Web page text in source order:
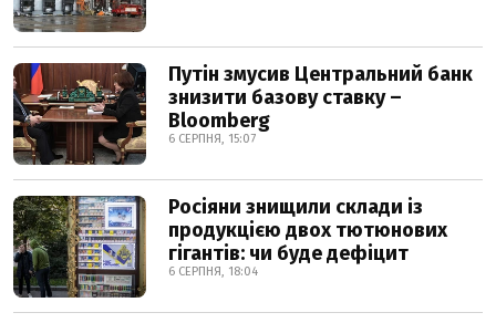
Путін змусив Центральний банк
знизити базову ставку –
Bloomberg
6 СЕРПНЯ, 15:07
Росіяни знищили склади із
продукцією двох тютюнових
гігантів: чи буде дефіцит
6 СЕРПНЯ, 18:04